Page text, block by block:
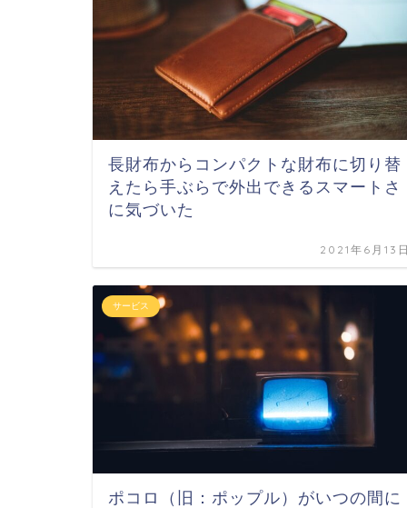
長財布からコンパクトな財布に切り替
えたら手ぶらで外出できるスマートさ
に気づいた
2021年6月13
サービス
ポコロ（旧：ポップル）がいつの間に